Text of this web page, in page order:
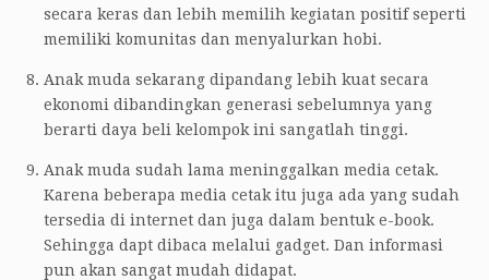
secara keras dan lebih memilih kegiatan positif seperti
memiliki komunitas dan menyalurkan hobi.
Anak muda sekarang dipandang lebih kuat secara
ekonomi dibandingkan generasi sebelumnya yang
berarti daya beli kelompok ini sangatlah tinggi.
Anak muda sudah lama meninggalkan media cetak.
Karena beberapa media cetak itu juga ada yang sudah
tersedia di internet dan juga dalam bentuk e-book.
Sehingga dapt dibaca melalui gadget. Dan informasi
pun akan sangat mudah didapat.